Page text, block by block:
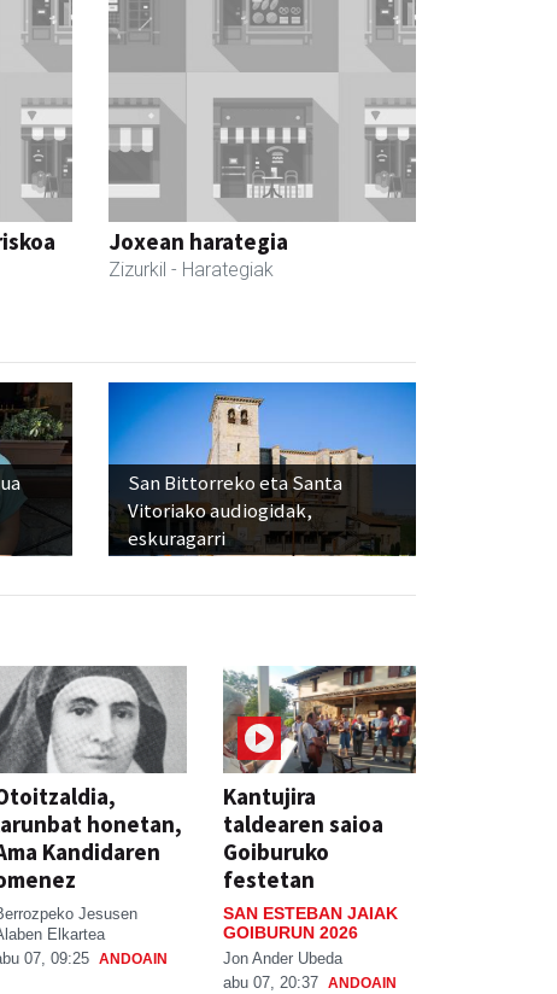
Joxean harategia
Zizurkil - Harategiak
San Bittorreko eta Santa
Vitoriako audiogidak,
eskuragarri
honetan,
Kandidaren
Jesusen
Elkartea
07, 09:25 ANDOAIN
Kantujira
taldearen saioa
Goiburuko
festetan
SAN ESTEBAN JAIAK
GOIBURUN 2026
Jon Ander Ubeda
abu 07, 20:37 ANDOAIN